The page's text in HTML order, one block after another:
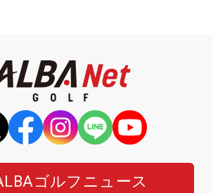
ゴルフニュース